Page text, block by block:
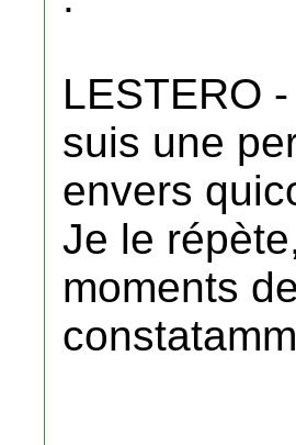
LESTERO
suis une
envers
Je le
moments